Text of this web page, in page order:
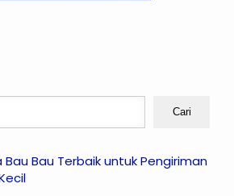
Cari
Bau Bau Terbaik untuk Pengiriman